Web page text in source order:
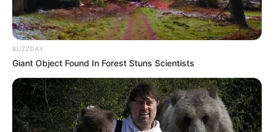
BUZZDAY
Giant Object Found In Forest Stuns Scientists